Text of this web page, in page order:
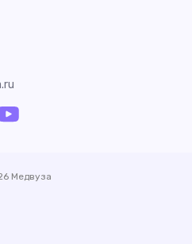
Медвуза